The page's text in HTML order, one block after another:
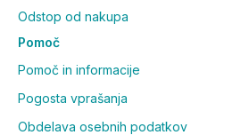
Odstop od nakupa
Pomoč
Pomoč in informacije
Pogosta vprašanja
Obdelava osebnih podatkov